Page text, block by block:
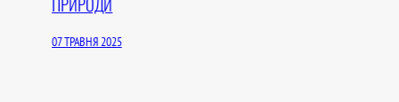
07 ТРАВНЯ 2025